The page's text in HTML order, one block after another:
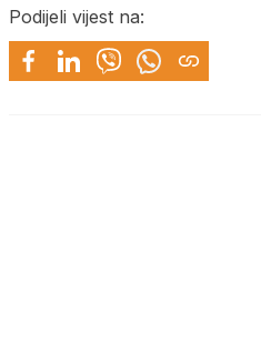
Podijeli vijest na: